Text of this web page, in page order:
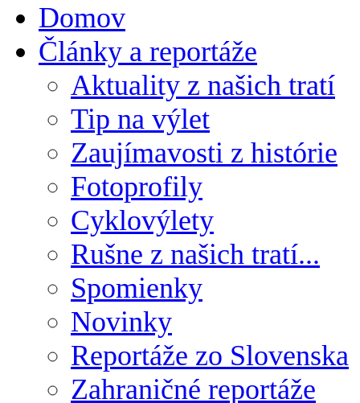
Domov
Články a reportáže
Aktuality z našich tratí
Tip na výlet
Zaujímavosti z histórie
Fotoprofily
Cyklovýlety
Rušne z našich tratí...
Spomienky
Novinky
Reportáže zo Slovenska
Zahraničné reportáže